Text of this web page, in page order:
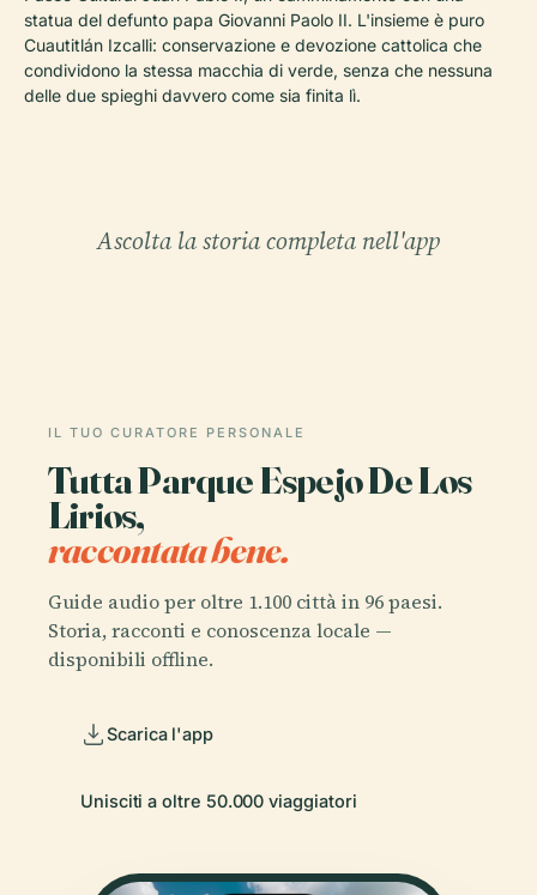
statua del defunto papa Giovanni Paolo II. L'insieme è puro
Cuautitlán Izcalli: conservazione e devozione cattolica che
condividono la stessa macchia di verde, senza che nessuna
delle due spieghi davvero come sia finita lì.
Ascolta la storia completa nell'app
IL TUO CURATORE PERSONALE
Tutta Parque Espejo De Los
Lirios,
raccontata bene.
Guide audio per oltre 1.100 città in 96 paesi.
Storia, racconti e conoscenza locale —
disponibili offline.
Scarica l'app
Unisciti a oltre 50.000 viaggiatori